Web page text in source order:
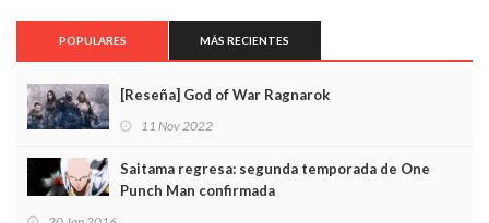
POPULARES MÁS RECIENTES
[Reseña] God of War Ragnarok
11 Nov 2022
Saitama regresa: segunda temporada de One
Punch Man confirmada